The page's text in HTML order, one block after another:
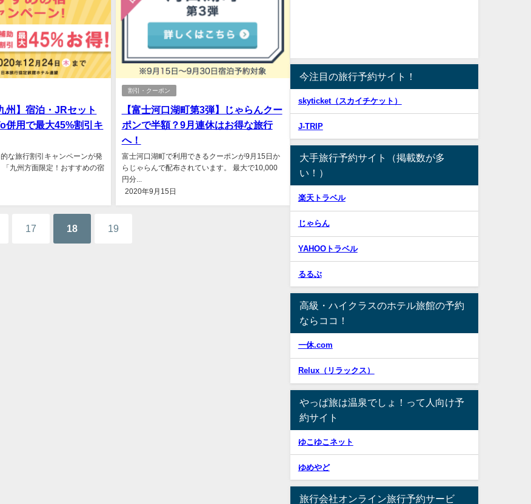
州】宿泊・JRセット
併用で最大45%割引キ
な旅行割引キャンペーンが発
「九州方面限定！おすすめの宿
割引・クーポン
【富士河口湖町第3弾】じゃらんクー
ポンで半額？9月連休はお得な旅行
へ！
富士河口湖町で利用できるクーポンが9月15日か
らじゃらんで配布されています。 最大で10,000
円分...
2020年9月15日
17 18 19
今注目の旅行予約サイト！
skyticket（スカイチケット）
J-TRIP
大手旅行予約サイト（掲載数が多
い！）
楽天トラベル
じゃらん
YAHOOトラベル
るるぶ
高級・ハイクラスのホテル旅館の予約
ならココ！
一休.com
Relux（リラックス）
やっぱ旅は温泉でしょ！って人向け予
約サイト
ゆこゆこネット
ゆめやど
旅行会社オンライン旅行予約サービ